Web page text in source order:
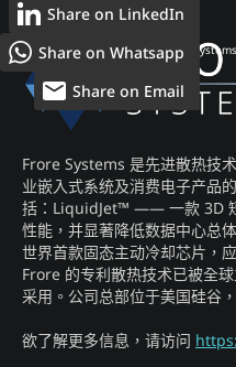
Share on LinkedIn
Share on Whatsapp
Share on Email
Frore Systems 是先进散热技
业嵌入式系统及消费电子产品
括：LiquidJet™ —— 一款 3D
性能，并显著降低数据中心总
世界首款固态主动冷却芯片，
Frore 的专利散热技术已被全
采用。公司总部位于美国硅谷
欲了解更多信息，请访问
© 2026 Frore